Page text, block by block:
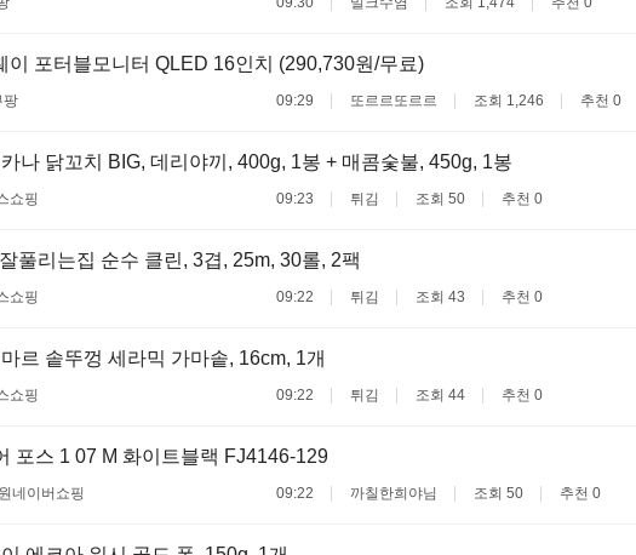
이 포터블모니터 QLED 16인치 (290,730원/무료)
팡 09:29 또르르또르르 조회 1,246 추천 0
나 닭꼬치 BIG, 데리야끼, 400g, 1봉 + 매콤숯불, 450g, 1봉
쇼핑 09:23 튀김 조회 50 추천 0
풀리는집 순수 클린, 3겹, 25m, 30롤, 2팩
쇼핑 09:22 튀김 조회 43 추천 0
르 솥뚜껑 세라믹 가마솥, 16cm, 1개
쇼핑 09:22 튀김 조회 44 추천 0
포스 1 07 M 화이트블랙 FJ4146-129
네이버쇼핑 09:22 까칠한희야님 조회 50 추천 0